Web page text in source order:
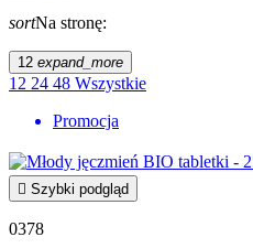
sortNa stronę:
12 expand_more
12 24 48 Wszystkie
Promocja
 Szybki podgląd
0378